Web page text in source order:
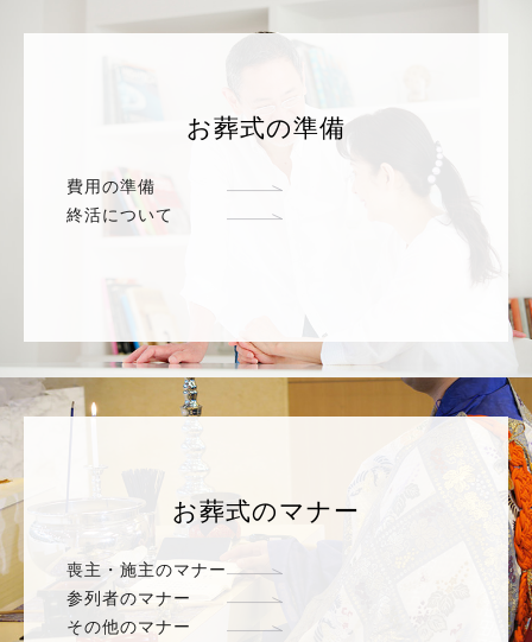
お葬式の準備
費用の準備
終活について
お葬式のマナー
喪主・施主のマナー
参列者のマナー
その他のマナー